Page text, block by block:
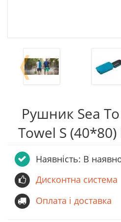
❬
Рушник Sea
Towel S
Наявність: В
Дисконтна система
Оплата і доставка